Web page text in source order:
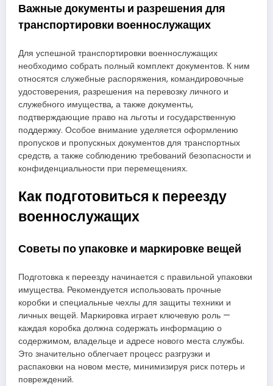
Важные документы и разрешения для
транспортировки военнослужащих
Для успешной транспортировки военнослужащих
необходимо собрать полный комплект документов. К ним
относятся служебные распоряжения, командировочные
удостоверения, разрешения на перевозку личного и
служебного имущества, а также документы,
подтверждающие право на льготы и государственную
поддержку. Особое внимание уделяется оформлению
пропусков и пропускных документов для транспортных
средств, а также соблюдению требований безопасности и
конфиденциальности при перемещениях.
Как подготовиться к переезду
военнослужащих
Советы по упаковке и маркировке вещей
Подготовка к переезду начинается с правильной упаковки
имущества. Рекомендуется использовать прочные
коробки и специальные чехлы для защиты техники и
личных вещей. Маркировка играет ключевую роль —
каждая коробка должна содержать информацию о
содержимом, владельце и адресе нового места службы.
Это значительно облегчает процесс разгрузки и
распаковки на новом месте, минимизируя риск потерь и
повреждений.